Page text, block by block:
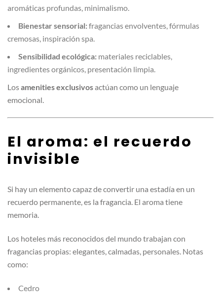
aromáticas profundas, minimalismo.
Bienestar sensorial:fragancias envolventes, fórmulas
cremosas, inspiración spa.
Sensibilidad ecológica: materiales reciclables,
ingredientes orgánicos, presentación limpia.
Losamenities exclusivosactúan como un lenguaje
emocional.
El aroma: el recuerdo
invisible
Si hay un elemento capaz de convertir una estadía en un
recuerdo permanente, es la fragancia. El aroma tiene
memoria.
Los hoteles más reconocidos del mundo trabajan con
fragancias propias: elegantes, calmadas, personales. Notas
como:
Cedro